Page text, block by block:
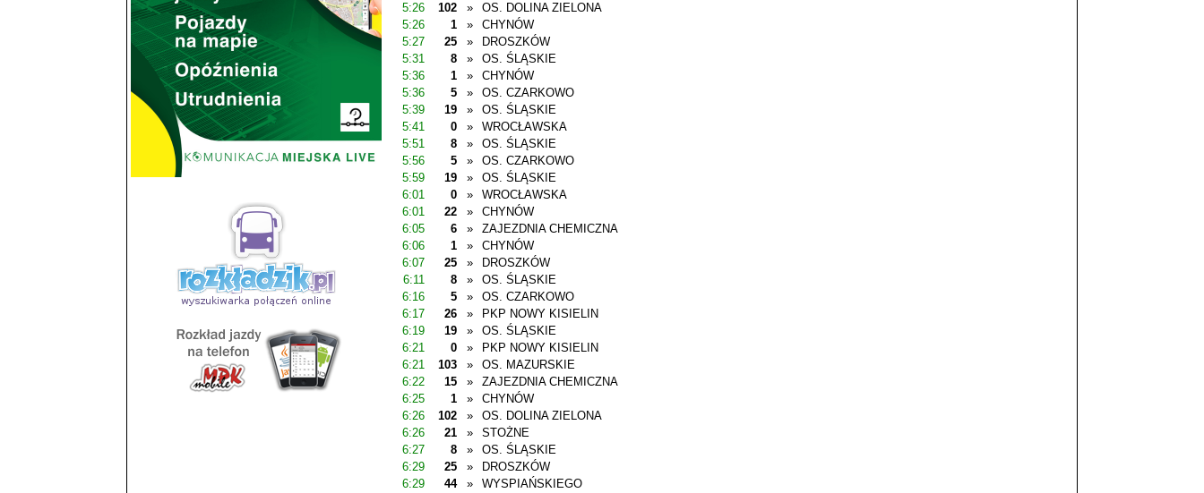
5:26
102 »
OS. DOLINA ZIELONA
5:26
1 »
CHYNÓW
5:27
25 »
DROSZKÓW
5:31
8 »
OS. ŚLĄSKIE
5:36
1 »
CHYNÓW
5:36
5 »
OS. CZARKOWO
5:39
19 »
OS. ŚLĄSKIE
5:41
0 »
WROCŁAWSKA
5:51
8 »
OS. ŚLĄSKIE
5:56
5 »
OS. CZARKOWO
5:59
19 »
OS. ŚLĄSKIE
6:01
0 »
WROCŁAWSKA
6:01
22 »
CHYNÓW
6:05
6 »
ZAJEZDNIA CHEMICZNA
6:06
1 »
CHYNÓW
6:07
25 »
DROSZKÓW
6:11
8 »
OS. ŚLĄSKIE
6:16
5 »
OS. CZARKOWO
6:17
26 »
PKP NOWY KISIELIN
6:19
19 »
OS. ŚLĄSKIE
6:21
0 »
PKP NOWY KISIELIN
6:21
103 »
OS. MAZURSKIE
6:22
15 »
ZAJEZDNIA CHEMICZNA
6:25
1 »
CHYNÓW
6:26
102 »
OS. DOLINA ZIELONA
6:26
21 »
STOŻNE
6:27
8 »
OS. ŚLĄSKIE
6:29
25 »
DROSZKÓW
6:29
44 »
WYSPIAŃSKIEGO